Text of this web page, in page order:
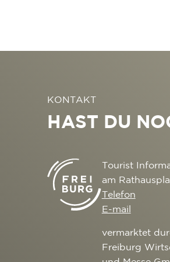
KONTAKT
HAST DU
Tourist
am
Telefon
E-mail
vermarktet
Freiburg